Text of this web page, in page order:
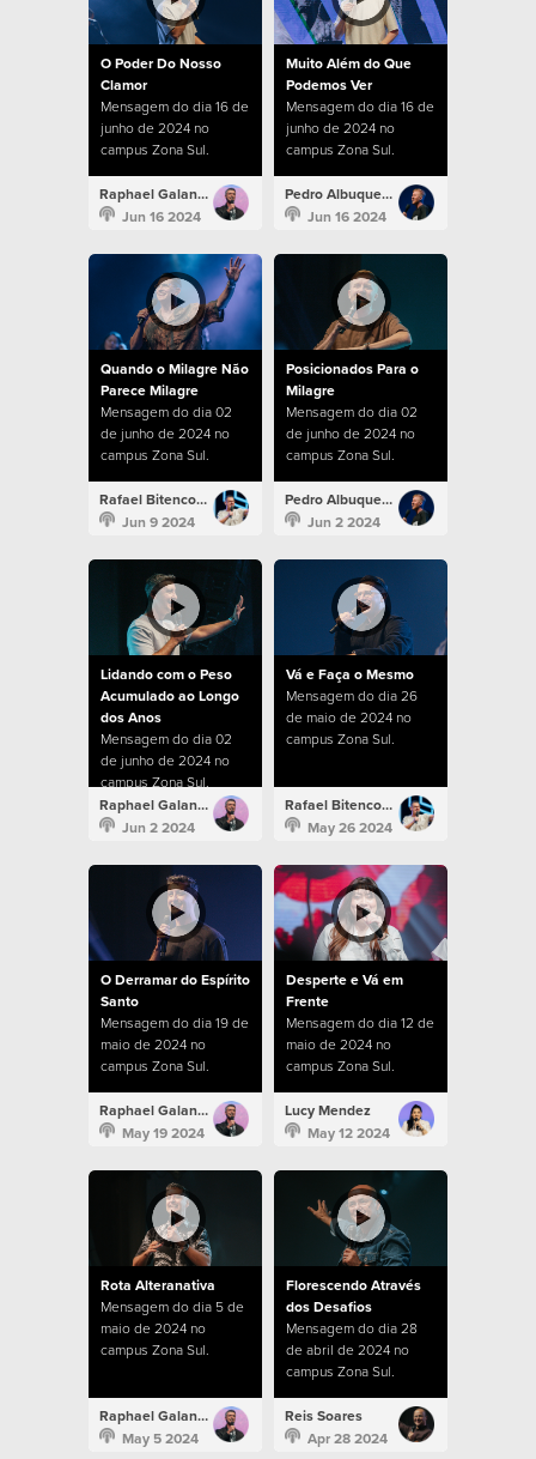
O Poder Do Nosso
Clamor
Mensagem do dia 16 de
junho de 2024 no
campus Zona Sul.
Raphael Galante
Jun 16 2024
Muito Além do Que
Podemos Ver
Mensagem do dia 16 de
junho de 2024 no
campus Zona Sul.
Pedro Albuquerque
Jun 16 2024
Quando o Milagre Não
Parece Milagre
Mensagem do dia 02
de junho de 2024 no
campus Zona Sul.
Rafael Bitencourt
Jun 9 2024
Posicionados Para o
Milagre
Mensagem do dia 02
de junho de 2024 no
campus Zona Sul.
Pedro Albuquerque
Jun 2 2024
Lidando com o Peso
Acumulado ao Longo
dos Anos
Mensagem do dia 02
de junho de 2024 no
campus Zona Sul.
Raphael Galante
Jun 2 2024
Vá e Faça o Mesmo
Mensagem do dia 26
de maio de 2024 no
campus Zona Sul.
Rafael Bitencourt
May 26 2024
O Derramar do Espírito
Santo
Mensagem do dia 19 de
maio de 2024 no
campus Zona Sul.
Raphael Galante
May 19 2024
Desperte e Vá em
Frente
Mensagem do dia 12 de
maio de 2024 no
campus Zona Sul.
Lucy Mendez
May 12 2024
Rota Alteranativa
Mensagem do dia 5 de
maio de 2024 no
campus Zona Sul.
Raphael Galante
May 5 2024
Florescendo Através
dos Desafios
Mensagem do dia 28
de abril de 2024 no
campus Zona Sul.
Reis Soares
Apr 28 2024